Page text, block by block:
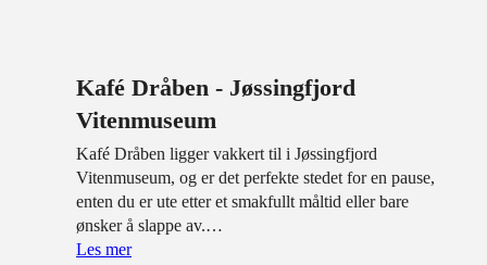
Kafé Dråben - Jøssingfjord
Vitenmuseum
Kafé Dråben ligger vakkert til i Jøssingfjord
Vitenmuseum, og er det perfekte stedet for en pause,
enten du er ute etter et smakfullt måltid eller bare
ønsker å slappe av.…
Les mer